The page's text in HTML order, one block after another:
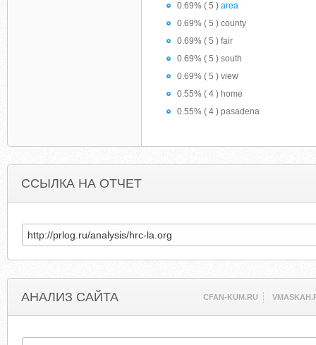
0.69% ( 5 ) area
0.69% ( 5 ) county
0.69% ( 5 ) fair
0.69% ( 5 ) south
0.69% ( 5 ) view
0.55% ( 4 ) home
0.55% ( 4 ) pasadena
ССЫЛКА НА ОТЧЕТ
АНАЛИЗ САЙТА CFAN-KUM.RU